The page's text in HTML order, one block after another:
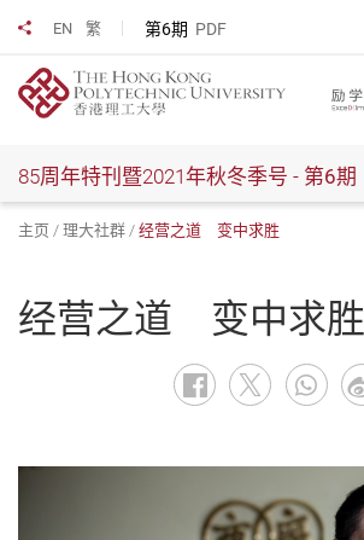
EN 繁 第6期 PDF
分享到
85周年特刊暨2021年秋冬季号 - 第6期
主页 理大社群 经营之道 变中求胜
经营之道 变中求胜